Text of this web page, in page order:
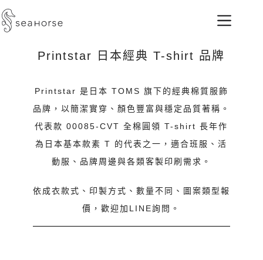
Printstar 日本經典 T-shirt 品牌
Printstar 是日本 TOMS 旗下的經典棉質服飾
品牌，以簡潔實穿、顏色豐富與穩定品質著稱。
代表款 00085-CVT 全棉圓領 T-shirt 長年作
為日本基本款素 T 的代表之一，適合班服、活
動服、品牌周邊與各類客製印刷需求。
依成衣款式、印製方式、數量不同、圖案類型報
價，歡迎加LINE詢問。